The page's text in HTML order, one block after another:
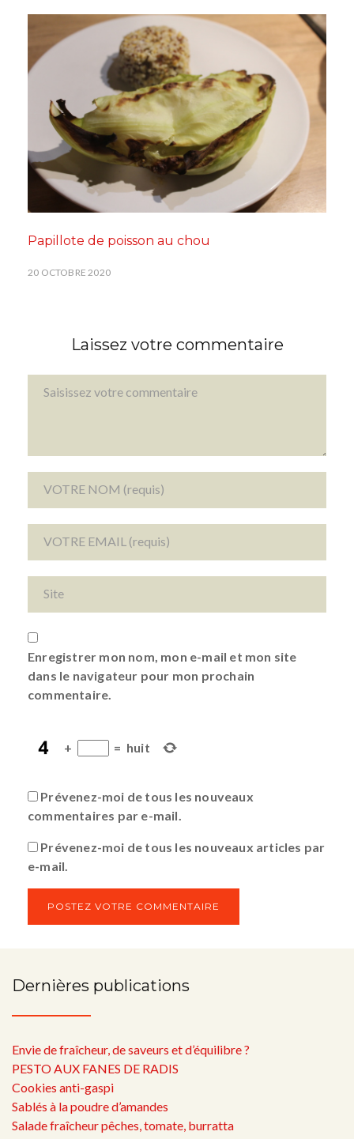
Papillote de poisson au chou
20 OCTOBRE 2020
Laissez votre commentaire
Enregistrer mon nom, mon e-mail et mon site
dans le navigateur pour mon prochain
commentaire.
+ = huit
Prévenez-moi de tous les nouveaux
commentaires par e-mail.
Prévenez-moi de tous les nouveaux articles par
e-mail.
Dernières publications
Envie de fraîcheur, de saveurs et d’équilibre ?
PESTO AUX FANES DE RADIS
Cookies anti-gaspi
Sablés à la poudre d’amandes
Salade fraîcheur pêches, tomate, burratta